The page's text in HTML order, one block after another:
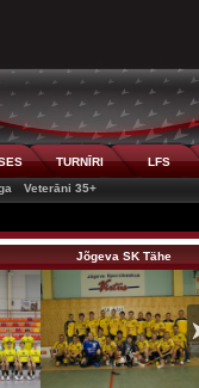
TURNĪRI LFS
Veterāni 35+
Jõgeva SK Tähe